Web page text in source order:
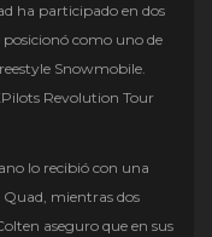
ha participado en dos
posicionó como uno de
Snowmobile.
Revolution Tour
lo recibió con una
mientras dos
aseguro que en sus